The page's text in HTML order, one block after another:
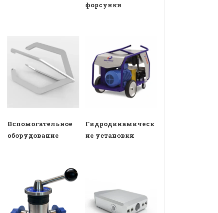
форсунки
Вспомогательное
оборудование
Гидродинамическ
ие установки